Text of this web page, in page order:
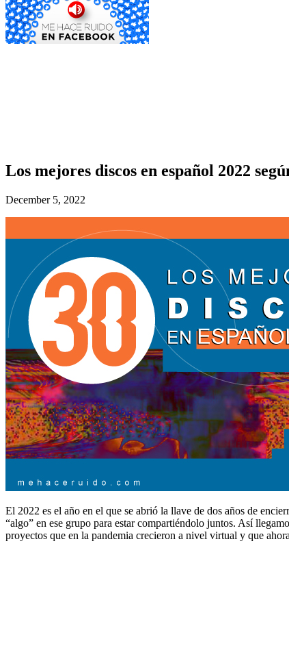
Los mejores discos en español 2022
December 5, 2022
El 2022 es el año en el que se abrió la llave de dos años de
“algo” en ese grupo para estar compartiéndolo juntos. Así
proyectos que en la pandemia crecieron a nivel virtual y que